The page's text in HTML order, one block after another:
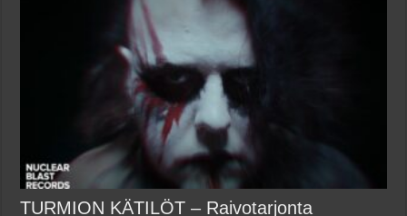
TURMION KÄTILÖT – Raivotarjonta